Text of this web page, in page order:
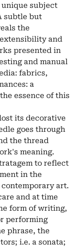
subject
subtle but
the
and
presented in
and manual
fabrics,
a
essence of this
its decorative
goes through
the thread
meaning.
to reflect
in the
art.
and at time
form of writing,
performing
phrase, the
i.e. a sonata;